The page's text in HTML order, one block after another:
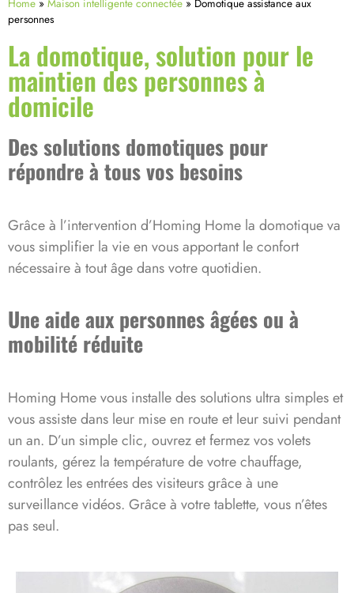
Home » Maison intelligente connectée » Domotique assistance aux
personnes
La domotique, solution pour le
maintien des personnes à
domicile
Des solutions domotiques pour
répondre à tous vos besoins
Grâce à l’intervention d’Homing Home la domotique va
vous simplifier la vie en vous apportant le confort
nécessaire à tout âge dans votre quotidien.
Une aide aux personnes âgées ou à
mobilité réduite
Homing Home vous installe des solutions ultra simples et
vous assiste dans leur mise en route et leur suivi pendant
un an. D’un simple clic, ouvrez et fermez vos volets
roulants, gérez la température de votre chauffage,
contrôlez les entrées des visiteurs grâce à une
surveillance vidéos. Grâce à votre tablette, vous n’êtes
pas seul.